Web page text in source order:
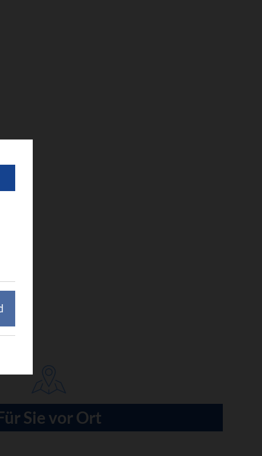
Sie vor Ort